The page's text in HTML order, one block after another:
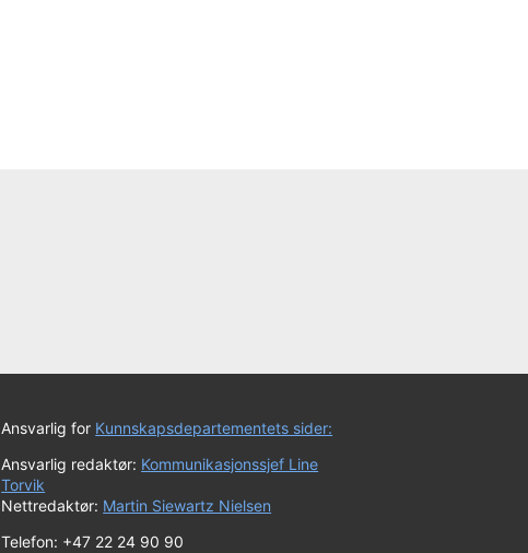
Ansvarlig for Kunnskapsdepartementets sider:
Ansvarlig redaktør: Kommunikasjonssjef Line
Torvik
Nettredaktør: Martin Siewartz Nielsen
Telefon: +47 22 24 90 90